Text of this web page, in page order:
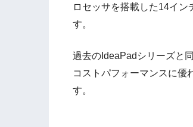
ロセッサを搭載した14イン
す。
過去のIdeaPadシリーズと
コストパフォーマンスに優
す。